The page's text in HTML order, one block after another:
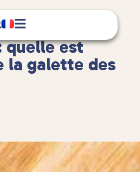
quelle est
la galette des